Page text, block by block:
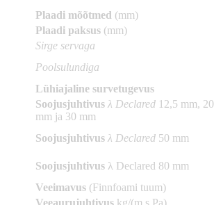
Plaadi mõõtmed (mm)
Plaadi paksus (mm)
Sirge servaga
Poolsulundiga
Lühiajaline survetugevus
Soojusjuhtivus λ Declared 12,5 mm, 20
mm ja 30 mm
Soojusjuhtivus λ Declared 50 mm
Soojusjuhtivus λ Declared 80 mm
Veeimavus (Finnfoami tuum)
Veeaurujuhtivus kg/(m s Pa)